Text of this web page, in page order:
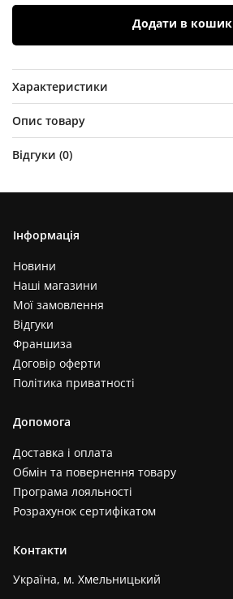
Додати в кошик
Характеристики
Опис товару
Відгуки (0)
Інформація
Новини
Наші магазини
Мої замовлення
Відгуки
Франшиза
Договір оферти
Політика приватності
Допомога
Доставка і оплата
Обмін та повернення товару
Програма лояльності
Розрахунок сертифікатом
Контакти
Україна, м. Хмельницький